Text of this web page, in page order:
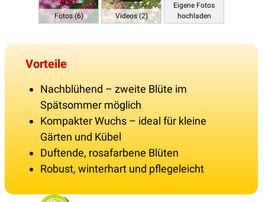
Fotos (6) Videos (2)
Eigene Fotos
hochladen
Vorteile
Nachblühend – zweite Blüte im
Spätsommer möglich
Kompakter Wuchs – ideal für kleine
Gärten und Kübel
Duftende, rosafarbene Blüten
Robust, winterhart und pflegeleicht